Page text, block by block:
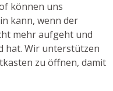
können uns
kann, wenn der
mehr aufgeht und
hat. Wir unterstützen
zu öffnen, damit